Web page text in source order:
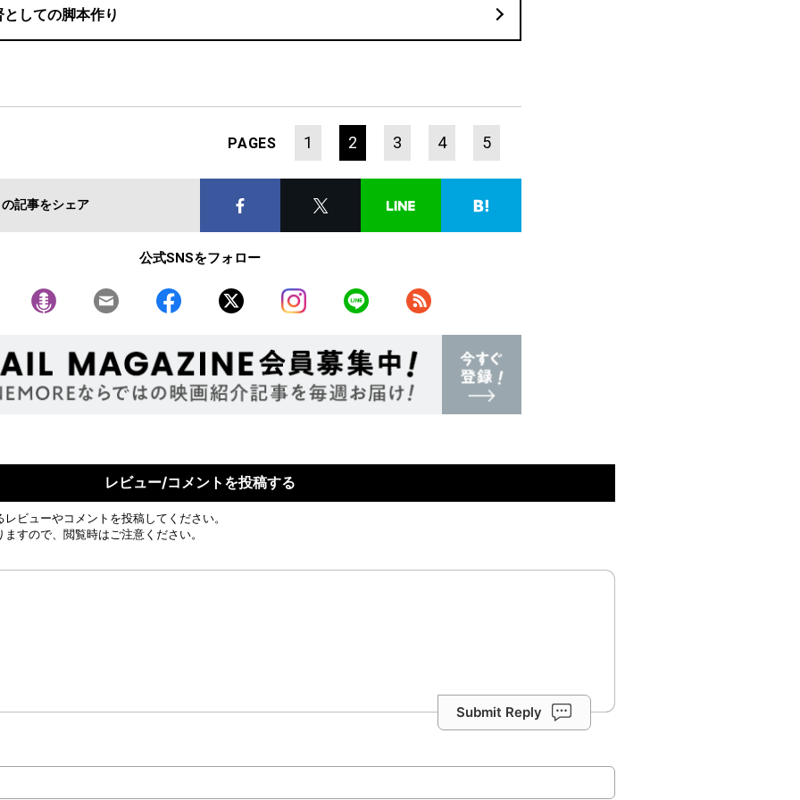
としての脚本作り
PAGES 1 2 3 4 5
記事をシェア
公式SNSをフォロー
レビュー/コメントを投稿する
ビューやコメントを投稿してください。
すので、閲覧時はご注意ください。
Submit Reply